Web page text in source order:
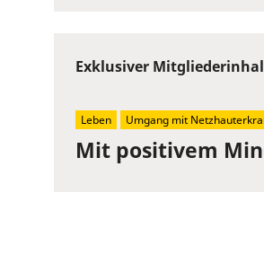
Mit positivem
Exklusiver
Leben Umgang mit